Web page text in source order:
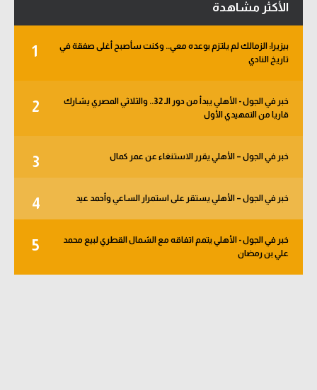
الأكثر مشاهدة
1
بيزيرا: الزمالك لم يلتزم بوعده معي.. وكنت سأصبح أغلى صفقة في
تاريخ النادي
2
خبر في الجول - الأهلي يبدأ من دور الـ 32.. والثلاثي المصري يشارك
قاريا من التمهيدي الأول
3 خبر في الجول – الأهلي يقرر الاستنغاء عن عمر كمال
4 خبر في الجول – الأهلي يستقر على استمرار الساعي وأحمد عيد
5
خبر في الجول - الأهلي يتمم اتفاقه مع الشمال القطري لبيع محمد
علي بن رمضان